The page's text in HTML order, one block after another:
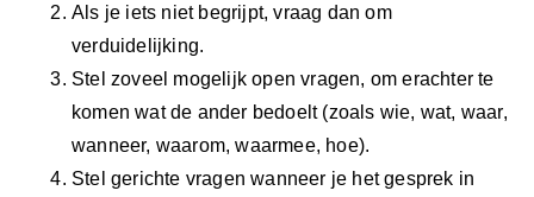
Als je iets niet begrijpt, vraag dan om
verduidelijking.
Stel zoveel mogelijk open vragen, om erachter te
komen wat de ander bedoelt (zoals wie, wat, waar,
wanneer, waarom, waarmee, hoe).
Stel gerichte vragen wanneer je het gesprek in